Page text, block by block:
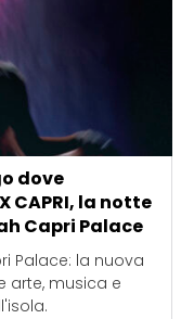
dove
CAPRI, la notte
Capri Palace
Palace: la nuova
arte, musica e